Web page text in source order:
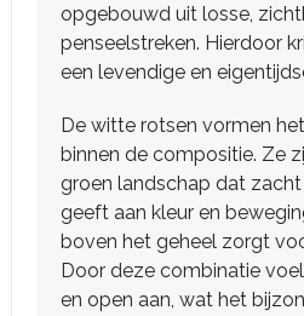
opgebouwd uit losse,
penseelstreken. Hierdoor
een levendige en
De witte rotsen vormen
binnen de compositie. Ze
groen landschap dat
geeft aan kleur en
boven het geheel zorgt
Door deze combinatie
en open aan, wat het